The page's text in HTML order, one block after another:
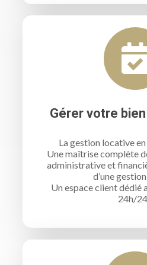
Gérer votre
La gestion locative
Une maîtrise complète
administrative et
d’une
Un espace client dédié
24h/